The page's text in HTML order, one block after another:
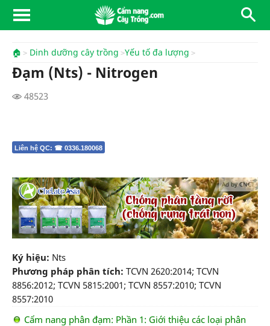
🏠 Dinh dưỡng cây trồng Yếu tố đa lượng
Đạm (Nts) - Nitrogen
48523
Liên hệ QC: ☎ 0336.180068
Ad by CNCT
Ký hiệu: Nts
Phương pháp phân tích: TCVN 2620:2014; TCVN
8856:2012; TCVN 5815:2001; TCVN 8557:2010; TCVN
8557:2010
Cẩm nang phân đạm: Phần 1: Giới thiệu các loại phân